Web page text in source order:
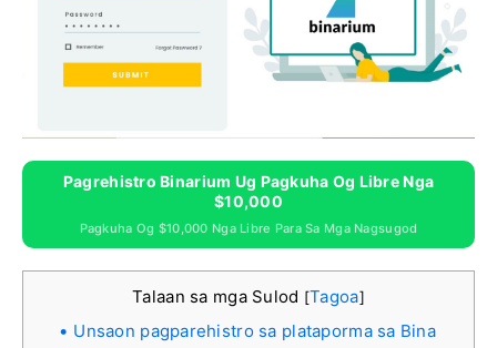
Pagrehistro Binarium Ug Pagkuha Og Libre Nga
$10,000
Pagkuha Og $10,000 Nga Libre Para Sa Mga Nagsugod
Talaan sa mga Sulod [Tagoa]
Unsaon pagparehistro sa plataporma sa Bina